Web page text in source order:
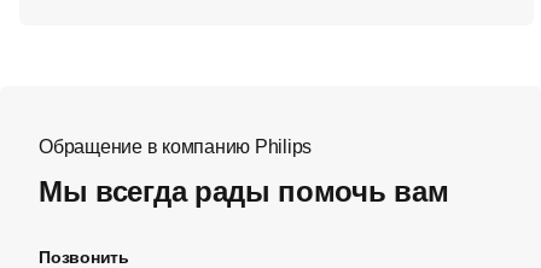
Обращение в компанию Philips
Мы всегда рады помочь вам
Позвонить